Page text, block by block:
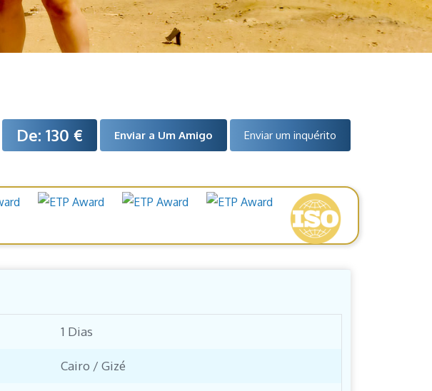
De: 130 € Enviar a Um Amigo Enviar um inquérito
1 Dias
Cairo / Gizé